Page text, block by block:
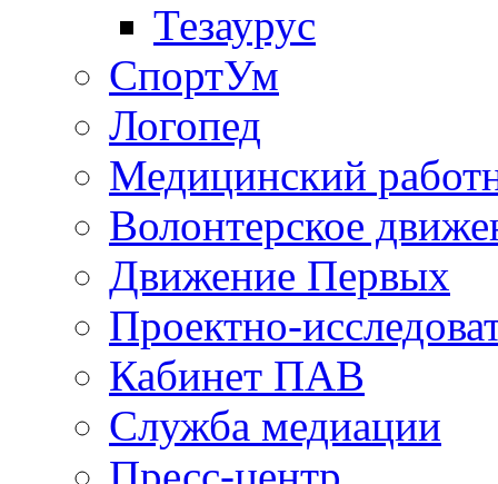
Тезаурус
СпортУм
Логопед
Медицинский
Волонтерское
Движение Первых
Проектно-
Кабинет ПАВ
Служба медиации